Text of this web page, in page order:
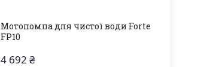
Мотопомпа для чистої води Forte
FP10
4 692 ₴